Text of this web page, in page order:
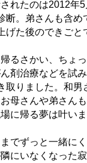
れたのは2012年5
断。弟さんも含め
げた後のできごと
るさかい、ちょっ
剤治療などを試み
取りました。和男
母さんや弟さんも
に帰る夢は叶いま
でずっと一緒にく
にいなくなった寂